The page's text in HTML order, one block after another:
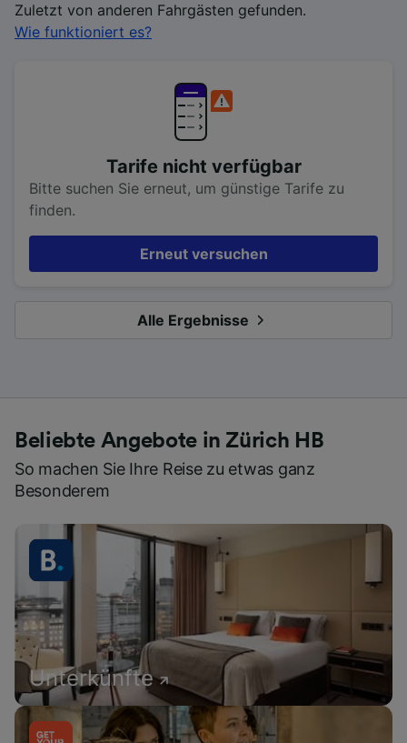
Zuletzt von anderen Fahrgästen gefunden.
Wie funktioniert es?
Tarife nicht verfügbar
Bitte suchen Sie erneut, um günstige Tarife zu
finden.
Erneut versuchen
Alle Ergebnisse
Beliebte Angebote in Zürich HB
So machen Sie Ihre Reise zu etwas ganz
Besonderem
Unterkünfte